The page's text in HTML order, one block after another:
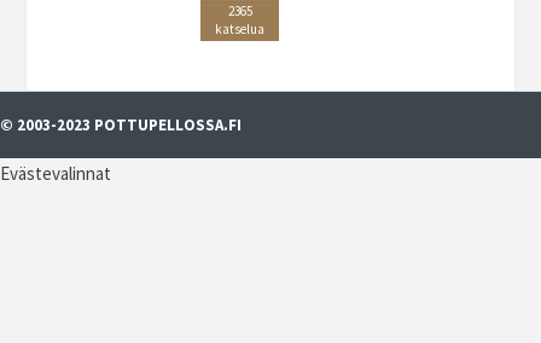
2365
katselua
© 2003-2023 POTTUPELLOSSA.FI
Evästevalinnat